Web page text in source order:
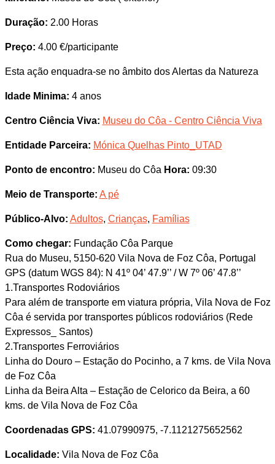
Duração: 2.00 Horas
Preço: 4.00 €/participante
Esta ação enquadra-se no âmbito dos Alertas da Natureza
Idade Minima: 4 anos
Centro Ciência Viva: Museu do Côa - Centro Ciência Viva
Entidade Parceira: Mónica Quelhas Pinto_UTAD
Ponto de encontro: Museu do Côa Hora: 09:30
Meio de Transporte: A pé
Público-Alvo: Adultos, Crianças, Famílias
Como chegar: Fundação Côa Parque
Rua do Museu, 5150-620 Vila Nova de Foz Côa, Portugal
GPS (datum WGS 84): N 41º 04’ 47.9’’ / W 7º 06’ 47.8’’
1.Transportes Rodoviários
Para além de transporte em viatura própria, Vila Nova de Foz
Côa é servida por transportes públicos rodoviários (Rede
Expressos_ Santos)
2.Transportes Ferroviários
Linha do Douro – Estação do Pocinho, a 7 kms. de Vila Nova
de Foz Côa
Linha da Beira Alta – Estação de Celorico da Beira, a 60
kms. de Vila Nova de Foz Côa
Coordenadas GPS: 41.07990975, -7.1121275652562
Localidade: Vila Nova de Foz Côa